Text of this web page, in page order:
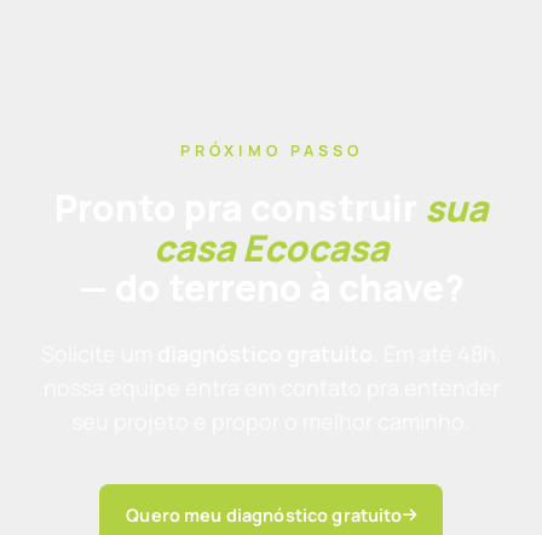
PRÓXIMO PASSO
sua
casa Ecocasa
Quero meu diagnóstico gratuito